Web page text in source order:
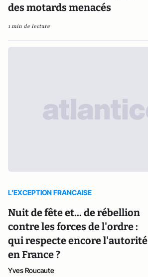
des motards menacés
1 min de lecture
L'EXCEPTION FRANCAISE
Nuit de fête et... de rébellion
contre les forces de l'ordre :
qui respecte encore l'autorité
en France ?
Yves Roucaute